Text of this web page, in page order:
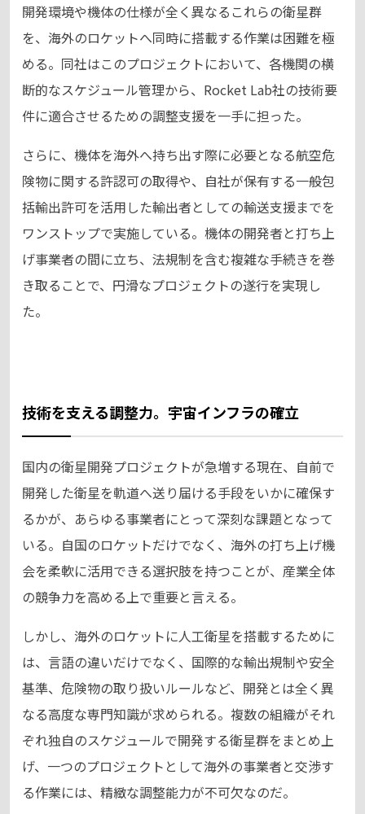
開発環境や機体の仕様が全く異なるこれらの衛星群
を、海外のロケットへ同時に搭載する作業は困難を極
める。同社はこのプロジェクトにおいて、各機関の横
断的なスケジュール管理から、Rocket Lab社の技術要
件に適合させるための調整支援を一手に担った。
さらに、機体を海外へ持ち出す際に必要となる航空危
険物に関する許認可の取得や、自社が保有する一般包
括輸出許可を活用した輸出者としての輸送支援までを
ワンストップで実施している。機体の開発者と打ち上
げ事業者の間に立ち、法規制を含む複雑な手続きを巻
き取ることで、円滑なプロジェクトの遂行を実現し
た。
技術を支える調整力。宇宙インフラの確立
国内の衛星開発プロジェクトが急増する現在、自前で
開発した衛星を軌道へ送り届ける手段をいかに確保す
るかが、あらゆる事業者にとって深刻な課題となって
いる。自国のロケットだけでなく、海外の打ち上げ機
会を柔軟に活用できる選択肢を持つことが、産業全体
の競争力を高める上で重要と言える。
しかし、海外のロケットに人工衛星を搭載するために
は、言語の違いだけでなく、国際的な輸出規制や安全
基準、危険物の取り扱いルールなど、開発とは全く異
なる高度な専門知識が求められる。複数の組織がそれ
ぞれ独自のスケジュールで開発する衛星群をまとめ上
げ、一つのプロジェクトとして海外の事業者と交渉す
る作業には、精緻な調整能力が不可欠なのだ。